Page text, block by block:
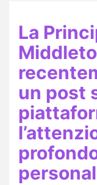
La
un post